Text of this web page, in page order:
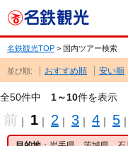
名鉄観光TOP > 国内ツアー検索
並び順: おすすめ順 安い順
全50件中 1～10件を表示
前 ｜ 1 ｜ 2 ｜ 3 ｜ 4 ｜ 5 ｜